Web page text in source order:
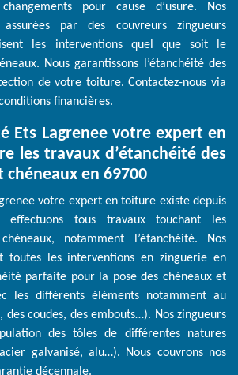
pour cause d’usure. Nos
par des couvreurs zingueurs
les interventions quel que soit le
Nous garantissons l’étanchéité des
de votre toiture. Contactez-nous via
financières.
Ets Lagrenee votre expert en
les travaux d’étanchéité des
en 69700
votre expert en toiture existe depuis
effectuons tous travaux touchant les
notamment l’étanchéité. Nos
toutes les interventions en zinguerie en
parfaite pour la pose des chéneaux et
les différents éléments notamment au
des coudes, des embouts…). Nos zingueurs
des tôles de différentes natures
galvanisé, alu…). Nous couvrons nos
décennale.